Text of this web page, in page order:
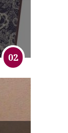
02